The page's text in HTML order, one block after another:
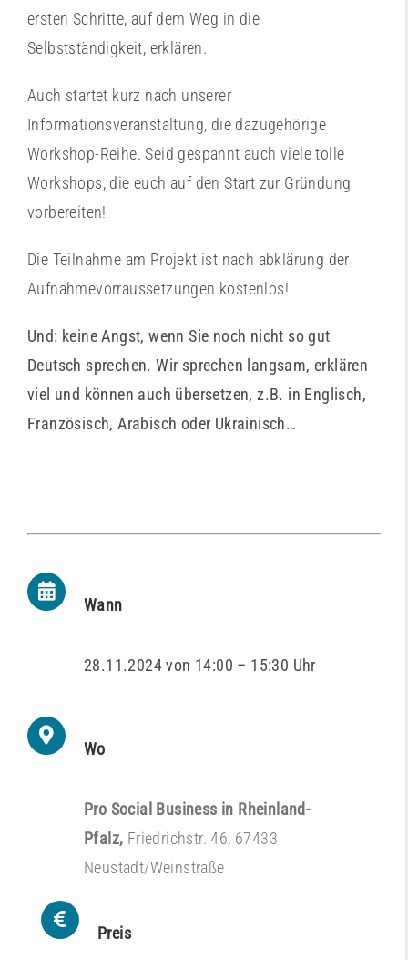
ersten Schritte, auf dem Weg in die
Selbstständigkeit, erklären.
Auch startet kurz nach unserer
Informationsveranstaltung, die dazugehörige
Workshop-Reihe. Seid gespannt auch viele tolle
Workshops, die euch auf den Start zur Gründung
vorbereiten!
Die Teilnahme am Projekt ist nach abklärung der
Aufnahmevorraussetzungen kostenlos!
Und: keine Angst, wenn Sie noch nicht so gut
Deutsch sprechen. Wir sprechen langsam, erklären
viel und können auch übersetzen, z.B. in Englisch,
Französisch, Arabisch oder Ukrainisch…
Wann
28.11.2024 von 14:00 – 15:30 Uhr
Wo
Pro Social Business in Rheinland-
Pfalz, Friedrichstr. 46, 67433
Neustadt/Weinstraße
Preis